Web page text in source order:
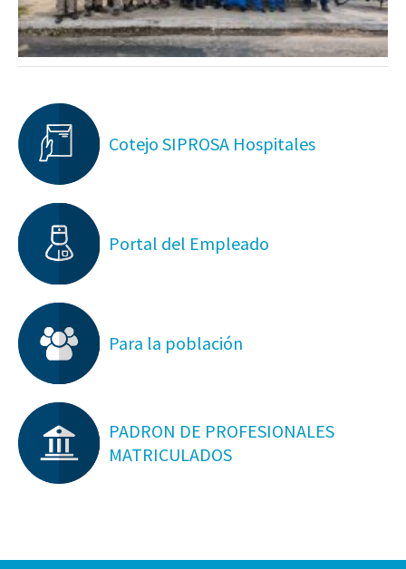
Cotejo SIPROSA Hospitales
Portal del Empleado
Para la población
PADRON DE PROFESIONALES
MATRICULADOS